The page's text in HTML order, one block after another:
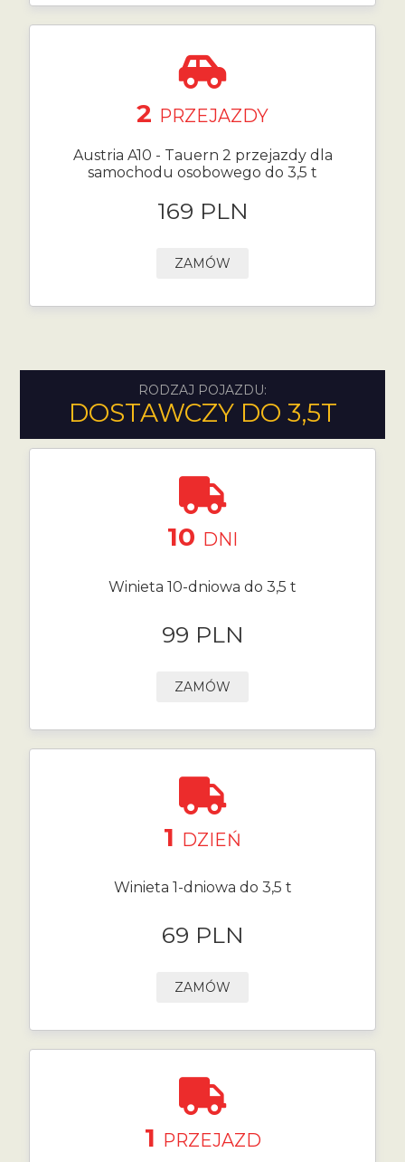
2 PRZEJAZDY
Austria A10 - Tauern 2 przejazdy dla
samochodu osobowego do 3,5 t
169 PLN
ZAMÓW
RODZAJ POJAZDU:
DOSTAWCZY DO 3,5T
10 DNI
Winieta 10-dniowa do 3,5 t
99 PLN
ZAMÓW
1 DZIEŃ
Winieta 1-dniowa do 3,5 t
69 PLN
ZAMÓW
1 PRZEJAZD